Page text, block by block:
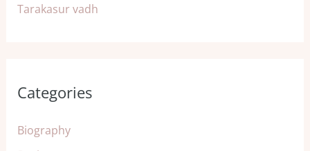
Tarakasur vadh
Categories
Biography